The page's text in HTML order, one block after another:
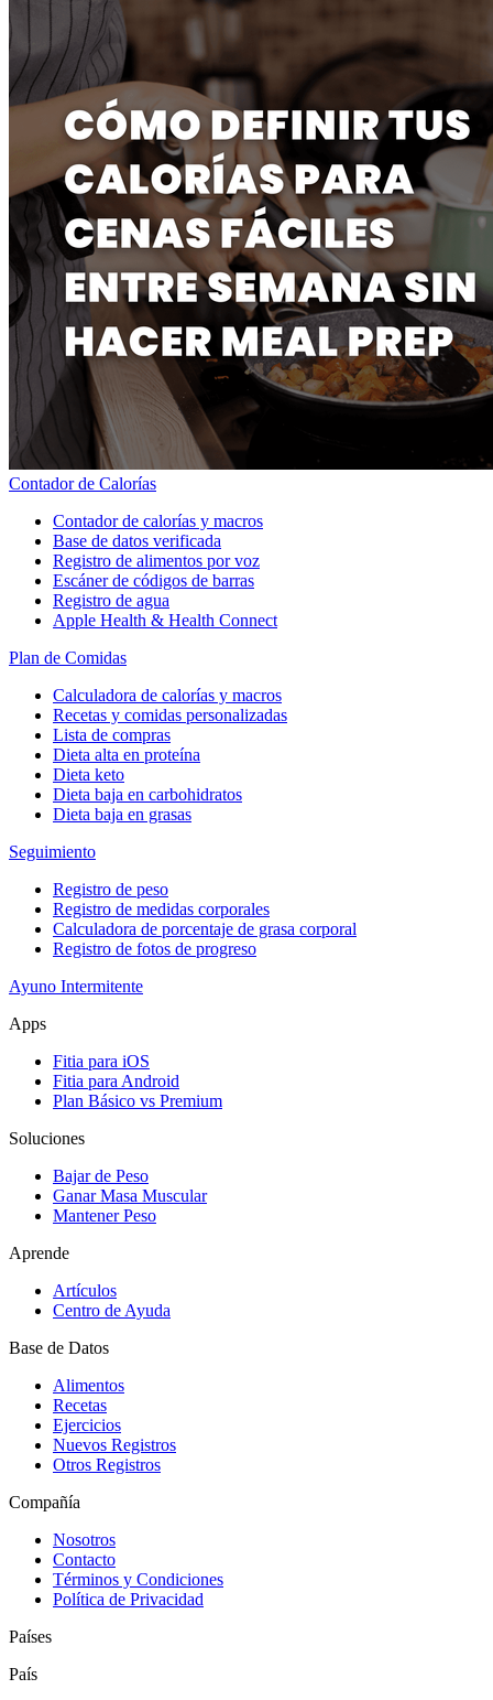
Contador de Calorías
Contador de calorías y macros
Base de datos verificada
Registro de alimentos por voz
Escáner de códigos de barras
Registro de agua
Apple Health & Health Connect
Plan de Comidas
Calculadora de calorías y macros
Recetas y comidas personalizadas
Lista de compras
Dieta alta en proteína
Dieta keto
Dieta baja en carbohidratos
Dieta baja en grasas
Seguimiento
Registro de peso
Registro de medidas corporales
Calculadora de porcentaje de grasa corporal
Registro de fotos de progreso
Ayuno Intermitente
Apps
Fitia para iOS
Fitia para Android
Plan Básico vs Premium
Soluciones
Bajar de Peso
Ganar Masa Muscular
Mantener Peso
Aprende
Artículos
Centro de Ayuda
Base de Datos
Alimentos
Recetas
Ejercicios
Nuevos Registros
Otros Registros
Compañía
Nosotros
Contacto
Términos y Condiciones
Política de Privacidad
Países
País